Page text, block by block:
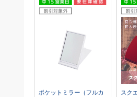
ポケットミラー（フルカ
スク